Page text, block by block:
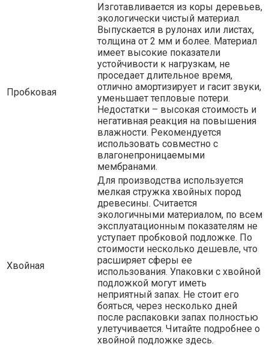
Пробковая
Изготавливается из коры деревьев,
экологически чистый материал.
Выпускается в рулонах или листах,
толщина от 2 мм и более. Материал
имеет высокие показатели
устойчивости к нагрузкам, не
проседает длительное время,
отлично амортизирует и гасит звуки,
уменьшает тепловые потери.
Недостатки – высокая стоимость и
негативная реакция на повышения
влажности. Рекомендуется
использовать совместно с
влагонепроницаемыми
мембранами.
Хвойная
Для производства используется
мелкая стружка хвойных пород
древесины. Считается
экологичными материалом, по всем
эксплуатационным показателям не
уступает пробковой подложке. По
стоимости несколько дешевле, что
расширяет сферы ее
использования. Упаковки с хвойной
подложкой могут иметь
неприятный запах. Не стоит его
бояться, через несколько дней
после распаковки запах полностью
улетучивается. Читайте подробнее о
хвойной подложке здесь.